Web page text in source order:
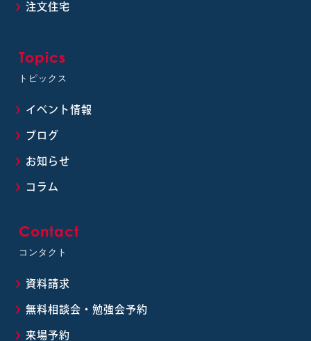
注文住宅
Topics
トピックス
イベント情報
ブログ
お知らせ
コラム
Contact
コンタクト
資料請求
無料相談会・勉強会予約
来場予約